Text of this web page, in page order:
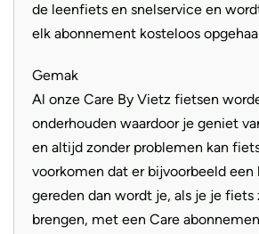
Kiox 300 registreert: de trip afstand,
trapfrequentie, Calorieën, rijtijd,
hartslagmeter). Het grootste voordeel
display heeft is dat er via de telefoon
bluetooth gestreamd kan worden naar
Dat betekent dat de display aangeeft
afslag genomen moet worden, ideaal
te ontdekken!
de leenfiets en snelservice en
elk abonnement kosteloos
Gemak
Al onze Care By Vietz fietsen
onderhouden waardoor je geniet
en altijd zonder problemen kan
voorkomen dat er bijvoorbeeld
gereden dan wordt je, als je je
brengen, met een Care